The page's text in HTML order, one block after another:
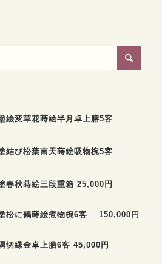
絵変草花蒔絵半月卓上膳5客
結び松葉南天蒔絵吸物椀5客
春秋蒔絵三段重箱 25,000円
塗松に鶴蒔絵煮物椀6客 150,000円
切縁金卓上膳6客 45,000円